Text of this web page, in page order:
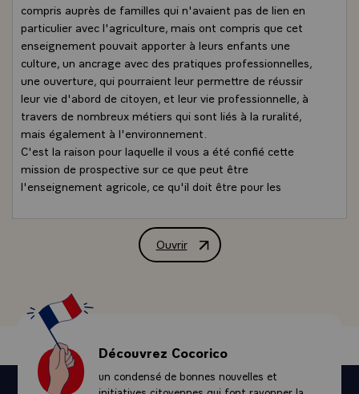
compris auprès de familles qui n'avaient pas de lien en
particulier avec l'agriculture, mais ont compris que cet
enseignement pouvait apporter à leurs enfants une
culture, un ancrage avec des pratiques professionnelles,
une ouverture, qui pourraient leur permettre de réussir
leur vie d'abord de citoyen, et leur vie professionnelle, à
travers de nombreux métiers qui sont liés à la ruralité,
mais également à l'environnement.
C'est la raison pour laquelle il vous a été confié cette
mission de prospective sur ce que peut être
l'enseignement agricole, ce qu'il doit être pour les
Vous avez eu la gentillesse de rappeler que je connaissais
même été élève cela aurait peut-être changé mon
destin, et le destin de la France, je veux le croire mais j'ai
eu comme élu local, président d'un Conseil
départemental, à connaître ce qu'était l'enseignement
agricole, et en particulier le lycée de Tulle-Naves, qui a
été appelé Edgard-Pisani. Et j'ai une pensée particulière
Ouvrir
Déclaration de M. François Hollande,
Découvrez Cocorico
un condensé de bonnes nouvelles et